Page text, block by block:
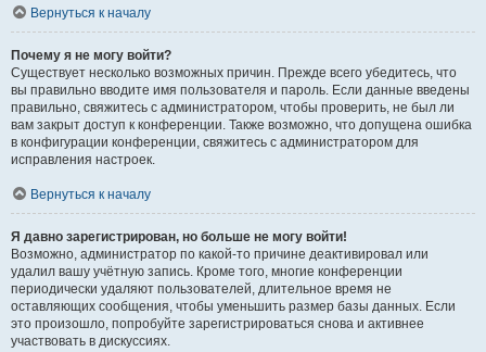
Вернуться к началу
Почему я не могу войти?
Существует несколько возможных причин. Прежде всего убедитесь, что
вы правильно вводите имя пользователя и пароль. Если данные введены
правильно, свяжитесь с администратором, чтобы проверить, не был ли
вам закрыт доступ к конференции. Также возможно, что допущена ошибка
в конфигурации конференции, свяжитесь с администратором для
исправления настроек.
Вернуться к началу
Я давно зарегистрирован, но больше не могу войти!
Возможно, администратор по какой-то причине деактивировал или
удалил вашу учётную запись. Кроме того, многие конференции
периодически удаляют пользователей, длительное время не
оставляющих сообщения, чтобы уменьшить размер базы данных. Если
это произошло, попробуйте зарегистрироваться снова и активнее
участвовать в дискуссиях.